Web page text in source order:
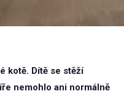
kotě. Dítě se stěží
nemohlo ani normálně